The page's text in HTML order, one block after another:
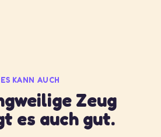
ES KANN AUCH
Zeug
es auch gut.